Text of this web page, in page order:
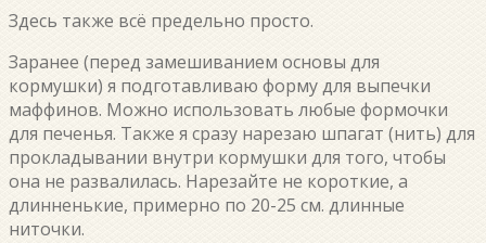
Здесь также всё предельно просто.
Заранее (перед замешиванием основы для
кормушки) я подготавливаю форму для выпечки
маффинов. Можно использовать любые формочки
для печенья. Также я сразу нарезаю шпагат (нить) для
прокладывании внутри кормушки для того, чтобы
она не развалилась. Нарезайте не короткие, а
длинненькие, примерно по 20-25 см. длинные
ниточки.